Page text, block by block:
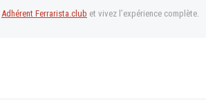
Adhérent Ferrarista.club et vivez l’expérience complète.